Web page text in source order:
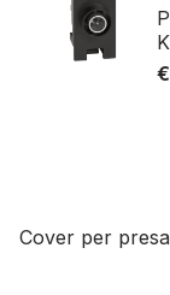
Cover per